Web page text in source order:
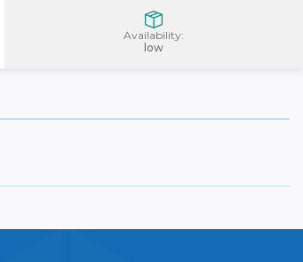
Availability:
low